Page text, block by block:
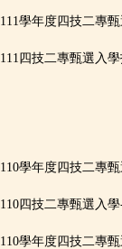
111學年度四技二專
111四技二專甄選入
110學年度四技二專
110四技二專甄選入
110學年度四技二專